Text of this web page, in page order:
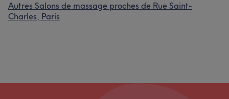
Autres Salons de massage proches de Rue Saint-
Charles, Paris